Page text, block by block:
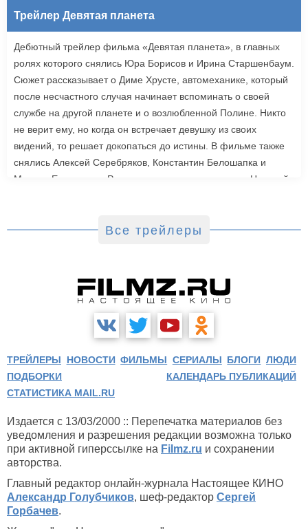
Трейлер Девятая планета
Дебютный трейлер фильма «Девятая планета», в главных
ролях которого снялись Юра Борисов и Ирина Старшенбаум.
Сюжет рассказывает о Диме Хрусте, автомеханике, который
после несчастного случая начинает вспоминать о своей
службе на другой планете и о возлюбленной Полине. Никто
не верит ему, но когда он встречает девушку из своих
видений, то решает докопаться до истины. В фильме также
снялись Алексей Серебряков, Константин Белошапка и
Максим Емельянов. Режиссером картины выступил Николай
Все трейлеры
ТРЕЙЛЕРЫ НОВОСТИ ФИЛЬМЫ СЕРИАЛЫ БЛОГИ ЛЮДИ
ПОДБОРКИ
КАЛЕНДАРЬ ПУБЛИКАЦИЙ
СТАТИСТИКА MAIL.RU
Издается с 13/03/2000 :: Перепечатка материалов без
уведомления и разрешения редакции возможна только
при активной гиперссылке на Filmz.ru и сохранении
авторства.
Главный редактор онлайн-журнала Настоящее КИНО
Александр Голубчиков, шеф-редактор Сергей
Горбачев.